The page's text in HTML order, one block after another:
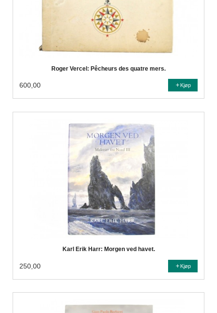
Roger Vercel: Pêcheurs des quatre mers.
600,00 Kjøp
Karl Erik Harr: Morgen ved havet.
250,00 Kjøp